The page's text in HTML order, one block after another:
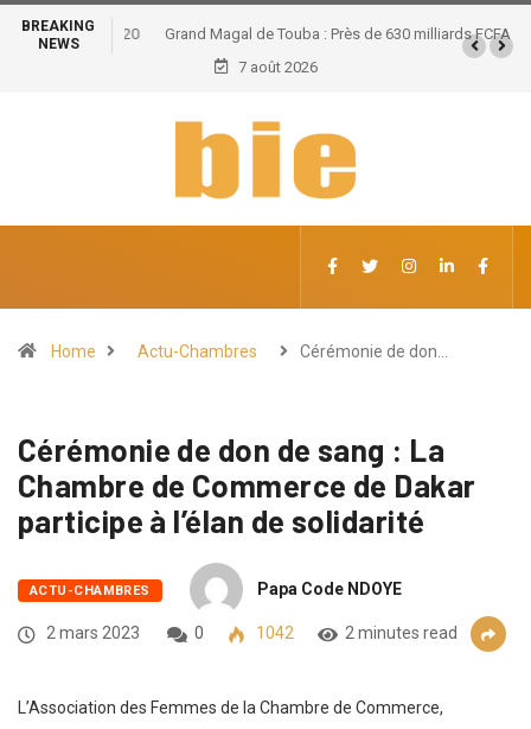
BREAKING
NEWS
Grand Magal de Touba : Près de 630 milliards FCFA de
retombées économiques et un potentiel de 100.000
7 août 2026
Home Actu-Chambres Cérémonie de don…
Cérémonie de don de sang : La
Chambre de Commerce de Dakar
participe à l’élan de solidarité
ACTU-CHAMBRES Papa Code NDOYE
2 mars 2023 0 1042 2 minutes read
L’Association des Femmes de la Chambre de Commerce,